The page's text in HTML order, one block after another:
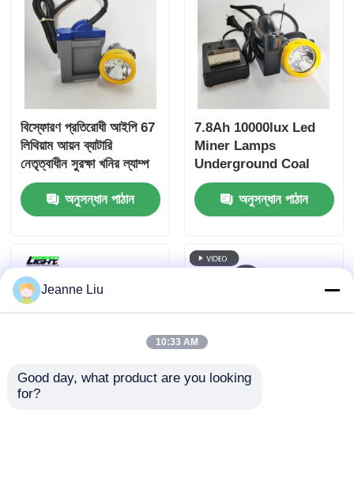
বিস্ফোরণ প্রতিরোধী আইপি 67
লিথিয়াম আয়ন ব্যাটারি
নেতৃত্বাধীন সুরক্ষা খনির ল্যাম্প
খনির নেতৃত্বাধীন হেডলাইট
পুনরায় চার্জযোগ্য 7800mah
অনুসন্ধান পাঠান
7.8Ah 10000lux Led
Miner Lamps
Underground Coal
Mining Helmet Lamp
Rechargeable
অনুসন্ধান পাঠান
Jeanne Liu
10:33 AM
Good day, what product are you looking
for?